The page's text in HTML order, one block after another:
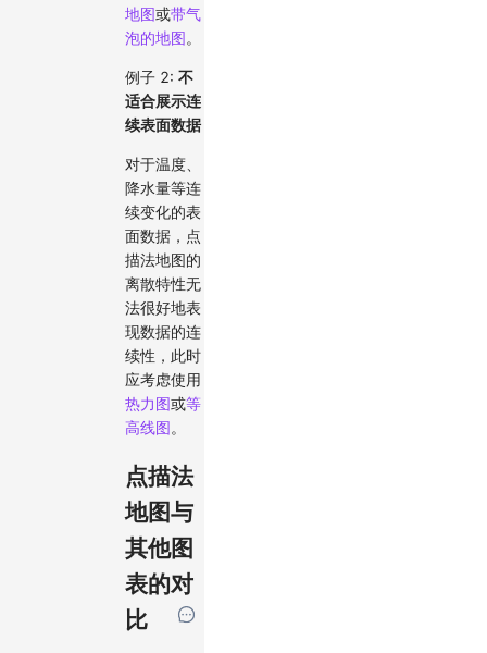
地图或带气
泡的地图。
例子 2: 不
适合展示连
续表面数据
对于温度、
降水量等连
续变化的表
面数据，点
描法地图的
离散特性无
法很好地表
现数据的连
续性，此时
应考虑使用
热力图或等
高线图。
点描法
地图与
其他图
表的对
比